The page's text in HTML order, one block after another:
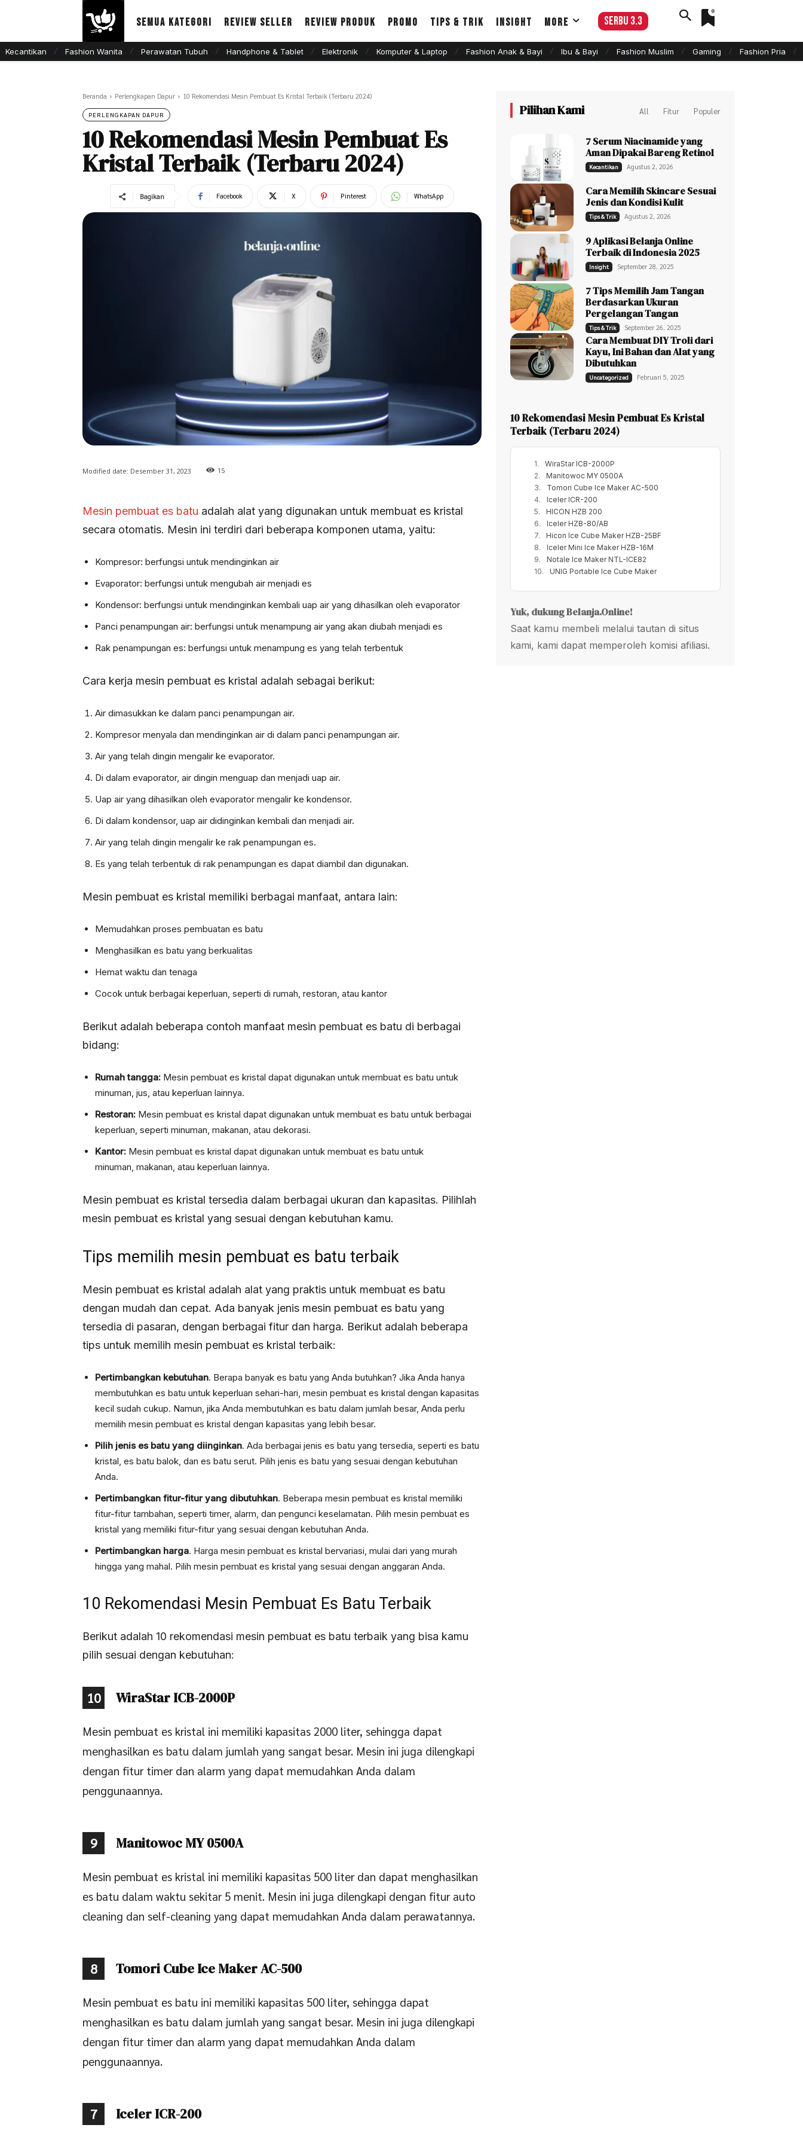
Semua Kategori Review Seller Review Produk Promo Tips & Trik Insight More serbu 3.3
0
Kecantikan Fashion Wanita Perawatan Tubuh Handphone & Tablet Elektronik Komputer & Laptop Fashion Anak & Bayi Ibu & Bayi Fashion Muslim Gaming Fashion Pria
Beranda Perlengkapan Dapur 10 Rekomendasi Mesin Pembuat Es Kristal Terbaik (Terbaru 2024)
PERLENGKAPAN DAPUR
10 Rekomendasi Mesin Pembuat Es
Kristal Terbaik (Terbaru 2024)
Bagikan Facebook X Pinterest WhatsApp
Modified date: Desember 31, 2023 15
Mesin pembuat es batu adalah alat yang digunakan untuk membuat es kristal
secara otomatis. Mesin ini terdiri dari beberapa komponen utama, yaitu:
Kompresor: berfungsi untuk mendinginkan air
Evaporator: berfungsi untuk mengubah air menjadi es
Kondensor: berfungsi untuk mendinginkan kembali uap air yang dihasilkan oleh evaporator
Panci penampungan air: berfungsi untuk menampung air yang akan diubah menjadi es
Rak penampungan es: berfungsi untuk menampung es yang telah terbentuk
Cara kerja mesin pembuat es kristal adalah sebagai berikut:
Air dimasukkan ke dalam panci penampungan air.
Kompresor menyala dan mendinginkan air di dalam panci penampungan air.
Air yang telah dingin mengalir ke evaporator.
Di dalam evaporator, air dingin menguap dan menjadi uap air.
Uap air yang dihasilkan oleh evaporator mengalir ke kondensor.
Di dalam kondensor, uap air didinginkan kembali dan menjadi air.
Air yang telah dingin mengalir ke rak penampungan es.
Es yang telah terbentuk di rak penampungan es dapat diambil dan digunakan.
Mesin pembuat es kristal memiliki berbagai manfaat, antara lain:
Memudahkan proses pembuatan es batu
Menghasilkan es batu yang berkualitas
Hemat waktu dan tenaga
Cocok untuk berbagai keperluan, seperti di rumah, restoran, atau kantor
Berikut adalah beberapa contoh manfaat mesin pembuat es batu di berbagai
bidang:
Rumah tangga: Mesin pembuat es kristal dapat digunakan untuk membuat es batu untuk
minuman, jus, atau keperluan lainnya.
Restoran: Mesin pembuat es kristal dapat digunakan untuk membuat es batu untuk berbagai
keperluan, seperti minuman, makanan, atau dekorasi.
Kantor: Mesin pembuat es kristal dapat digunakan untuk membuat es batu untuk
minuman, makanan, atau keperluan lainnya.
Mesin pembuat es kristal tersedia dalam berbagai ukuran dan kapasitas. Pilihlah
mesin pembuat es kristal yang sesuai dengan kebutuhan kamu.
Tips memilih mesin pembuat es batu terbaik
Mesin pembuat es kristal adalah alat yang praktis untuk membuat es batu
dengan mudah dan cepat. Ada banyak jenis mesin pembuat es batu yang
tersedia di pasaran, dengan berbagai fitur dan harga. Berikut adalah beberapa
tips untuk memilih mesin pembuat es kristal terbaik:
Pertimbangkan kebutuhan. Berapa banyak es batu yang Anda butuhkan? Jika Anda hanya
membutuhkan es batu untuk keperluan sehari-hari, mesin pembuat es kristal dengan kapasitas
kecil sudah cukup. Namun, jika Anda membutuhkan es batu dalam jumlah besar, Anda perlu
memilih mesin pembuat es kristal dengan kapasitas yang lebih besar.
Pilih jenis es batu yang diinginkan. Ada berbagai jenis es batu yang tersedia, seperti es batu
kristal, es batu balok, dan es batu serut. Pilih jenis es batu yang sesuai dengan kebutuhan
Anda.
Pertimbangkan fitur-fitur yang dibutuhkan. Beberapa mesin pembuat es kristal memiliki
fitur-fitur tambahan, seperti timer, alarm, dan pengunci keselamatan. Pilih mesin pembuat es
kristal yang memiliki fitur-fitur yang sesuai dengan kebutuhan Anda.
Pertimbangkan harga. Harga mesin pembuat es kristal bervariasi, mulai dari yang murah
hingga yang mahal. Pilih mesin pembuat es kristal yang sesuai dengan anggaran Anda.
10 Rekomendasi Mesin Pembuat Es Batu Terbaik
Berikut adalah 10 rekomendasi mesin pembuat es batu terbaik yang bisa kamu
pilih sesuai dengan kebutuhan:
10 WiraStar ICB-2000P
Mesin pembuat es kristal ini memiliki kapasitas 2000 liter, sehingga dapat
menghasilkan es batu dalam jumlah yang sangat besar. Mesin ini juga dilengkapi
dengan fitur timer dan alarm yang dapat memudahkan Anda dalam
penggunaannya.
9 Manitowoc MY 0500A
Mesin pembuat es kristal ini memiliki kapasitas 500 liter dan dapat menghasilkan
es batu dalam waktu sekitar 5 menit. Mesin ini juga dilengkapi dengan fitur auto
cleaning dan self-cleaning yang dapat memudahkan Anda dalam perawatannya.
8 Tomori Cube Ice Maker AC-500
Mesin pembuat es batu ini memiliki kapasitas 500 liter, sehingga dapat
menghasilkan es batu dalam jumlah yang sangat besar. Mesin ini juga dilengkapi
dengan fitur timer dan alarm yang dapat memudahkan Anda dalam
penggunaannya.
7 Iceler ICR-200
Pilihan Kami All Fitur Populer
7 Serum Niacinamide yang
Aman Dipakai Bareng Retinol
Kecantikan Agustus 2, 2026
Cara Memilih Skincare Sesuai
Jenis dan Kondisi Kulit
Tips & Trik Agustus 2, 2026
9 Aplikasi Belanja Online
Terbaik di Indonesia 2025
Insight September 28, 2025
7 Tips Memilih Jam Tangan
Berdasarkan Ukuran
Pergelangan Tangan
Tips & Trik September 26, 2025
Cara Membuat DIY Troli dari
Kayu, Ini Bahan dan Alat yang
Dibutuhkan
Uncategorized Februari 5, 2025
10 Rekomendasi Mesin Pembuat Es Kristal
Terbaik (Terbaru 2024)
WiraStar ICB-2000P
Manitowoc MY 0500A
Tomori Cube Ice Maker AC-500
Iceler ICR-200
HICON HZB 200
Iceler HZB-80/AB
Hicon Ice Cube Maker HZB-25BF
Iceler Mini Ice Maker HZB-16M
Notale Ice Maker NTL-ICE82
UNIG Portable Ice Cube Maker
Yuk, dukung Belanja.Online!
Saat kamu membeli melalui tautan di situs
kami, kami dapat memperoleh komisi afiliasi.